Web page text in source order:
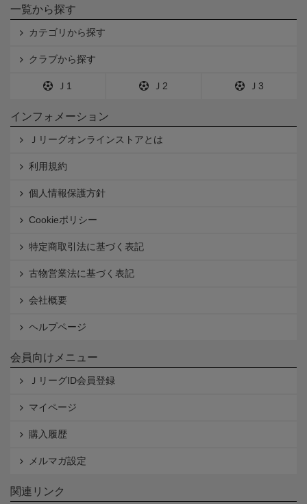
一覧から探す
カテゴリから探す
クラブから探す
Ｊ1 Ｊ2 Ｊ3
インフォメーション
Ｊリーグオンラインストアとは
利用規約
個人情報保護方針
Cookieポリシー
特定商取引法に基づく表記
古物営業法に基づく表記
会社概要
ヘルプページ
会員向けメニュー
ＪリーグID会員登録
マイページ
購入履歴
メルマガ設定
関連リンク